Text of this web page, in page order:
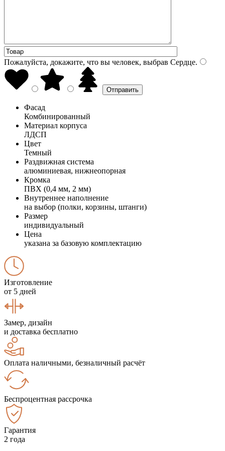
Пожалуйста, докажите, что вы человек, выбрав Сердце.
Фасад
Комбинированный
Материал корпуса
ЛДСП
Цвет
Темный
Раздвижная система
алюминиевая, нижнеопорная
Кромка
ПВХ (0,4 мм, 2 мм)
Внутреннее наполнение
на выбор (полки, корзины, штанги)
Размер
индивидуальный
Цена
указана за базовую комплектацию
Изготовление
от 5 дней
Замер, дизайн
и доставка бесплатно
Оплата наличными, безналичный расчёт
Беспроцентная рассрочка
Гарантия
2 года